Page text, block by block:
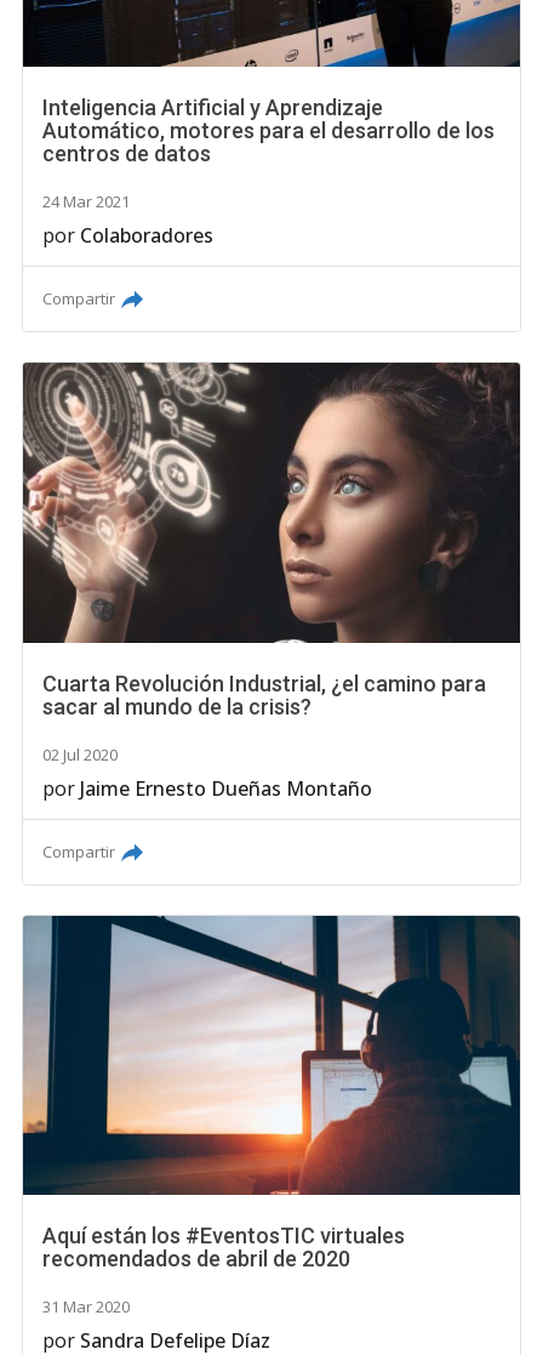
Inteligencia Artificial y Aprendizaje
Automático, motores para el desarrollo de los
centros de datos
24 Mar 2021
por Colaboradores
Compartir
Cuarta Revolución Industrial, ¿el camino para
sacar al mundo de la crisis?
02 Jul 2020
por Jaime Ernesto Dueñas Montaño
Compartir
Aquí están los #EventosTIC virtuales
recomendados de abril de 2020
31 Mar 2020
por Sandra Defelipe Díaz